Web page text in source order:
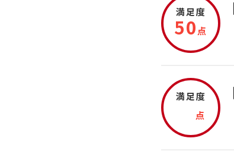
満足度
50 点
満足度
点